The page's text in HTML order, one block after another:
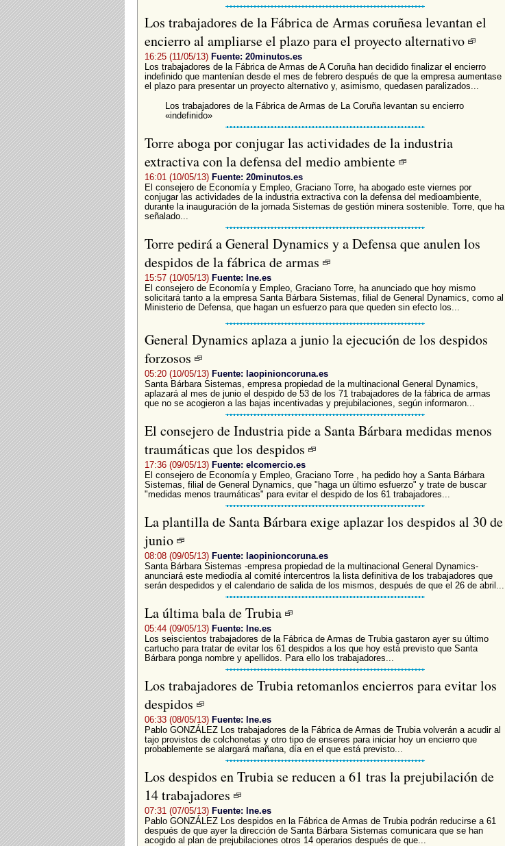
Los trabajadores de la Fábrica de Armas coruñesa levantan el
encierro al ampliarse el plazo para el proyecto alternativo
16:25 (11/05/13) Fuente: 20minutos.es
Los trabajadores de la Fábrica de Armas de A Coruña han decidido finalizar el encierro
indefinido que mantenían desde el mes de febrero después de que la empresa aumentase
el plazo para presentar un proyecto alternativo y, asimismo, quedasen paralizados...
Los trabajadores de la Fábrica de Armas de La Coruña levantan su encierro
«indefinido»
Torre aboga por conjugar las actividades de la industria
extractiva con la defensa del medio ambiente
16:01 (10/05/13) Fuente: 20minutos.es
El consejero de Economía y Empleo, Graciano Torre, ha abogado este viernes por
conjugar las actividades de la industria extractiva con la defensa del medioambiente,
durante la inauguración de la jornada Sistemas de gestión minera sostenible. Torre, que ha
señalado...
Torre pedirá a General Dynamics y a Defensa que anulen los
despidos de la fábrica de armas
15:57 (10/05/13) Fuente: lne.es
El consejero de Economía y Empleo, Graciano Torre, ha anunciado que hoy mismo
solicitará tanto a la empresa Santa Bárbara Sistemas, filial de General Dynamics, como al
Ministerio de Defensa, que hagan un esfuerzo para que queden sin efecto los...
General Dynamics aplaza a junio la ejecución de los despidos
forzosos
05:20 (10/05/13) Fuente: laopinioncoruna.es
Santa Bárbara Sistemas, empresa propiedad de la multinacional General Dynamics,
aplazará al mes de junio el despido de 53 de los 71 trabajadores de la fábrica de armas
que no se acogieron a las bajas incentivadas y prejubilaciones, según informaron...
El consejero de Industria pide a Santa Bárbara medidas menos
traumáticas que los despidos
17:36 (09/05/13) Fuente: elcomercio.es
El consejero de Economía y Empleo, Graciano Torre , ha pedido hoy a Santa Bárbara
Sistemas, filial de General Dynamics, que "haga un último esfuerzo" y trate de buscar
"medidas menos traumáticas" para evitar el despido de los 61 trabajadores...
La plantilla de Santa Bárbara exige aplazar los despidos al 30 de
junio
08:08 (09/05/13) Fuente: laopinioncoruna.es
Santa Bárbara Sistemas -empresa propiedad de la multinacional General Dynamics-
anunciará este mediodía al comité intercentros la lista definitiva de los trabajadores que
serán despedidos y el calendario de salida de los mismos, después de que el 26 de abril...
La última bala de Trubia
05:44 (09/05/13) Fuente: lne.es
Los seiscientos trabajadores de la Fábrica de Armas de Trubia gastaron ayer su último
cartucho para tratar de evitar los 61 despidos a los que hoy está previsto que Santa
Bárbara ponga nombre y apellidos. Para ello los trabajadores...
Los trabajadores de Trubia retomanlos encierros para evitar los
despidos
06:33 (08/05/13) Fuente: lne.es
Pablo GONZÁLEZ Los trabajadores de la Fábrica de Armas de Trubia volverán a acudir al
tajo provistos de colchonetas y otro tipo de enseres para iniciar hoy un encierro que
probablemente se alargará mañana, día en el que está previsto...
Los despidos en Trubia se reducen a 61 tras la prejubilación de
14 trabajadores
07:31 (07/05/13) Fuente: lne.es
Pablo GONZÁLEZ Los despidos en la Fábrica de Armas de Trubia podrán reducirse a 61
después de que ayer la dirección de Santa Bárbara Sistemas comunicara que se han
acogido al plan de prejubilaciones otros 14 operarios después de que...